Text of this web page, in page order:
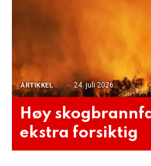
ARTIKKEL 24. juli 2026
Høy
ekstra forsiktig